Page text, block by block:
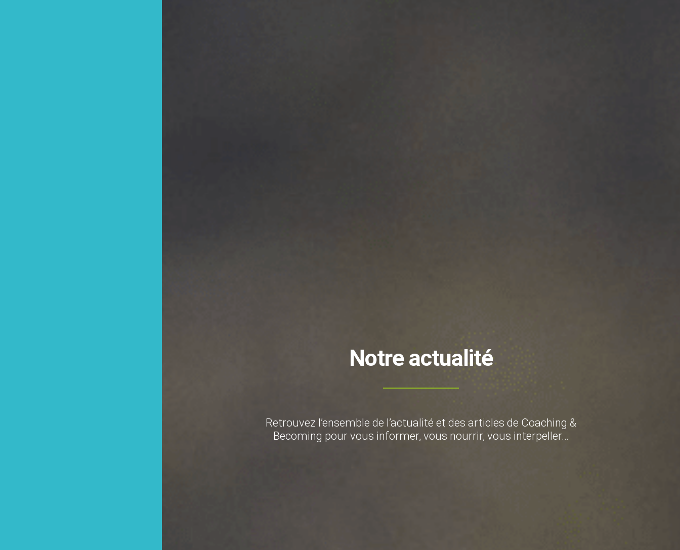
Notre actualité
Retrouvez l’ensemble de l’actualité et des articles de Coaching &
Becoming pour vous informer, vous nourrir, vous interpeller…